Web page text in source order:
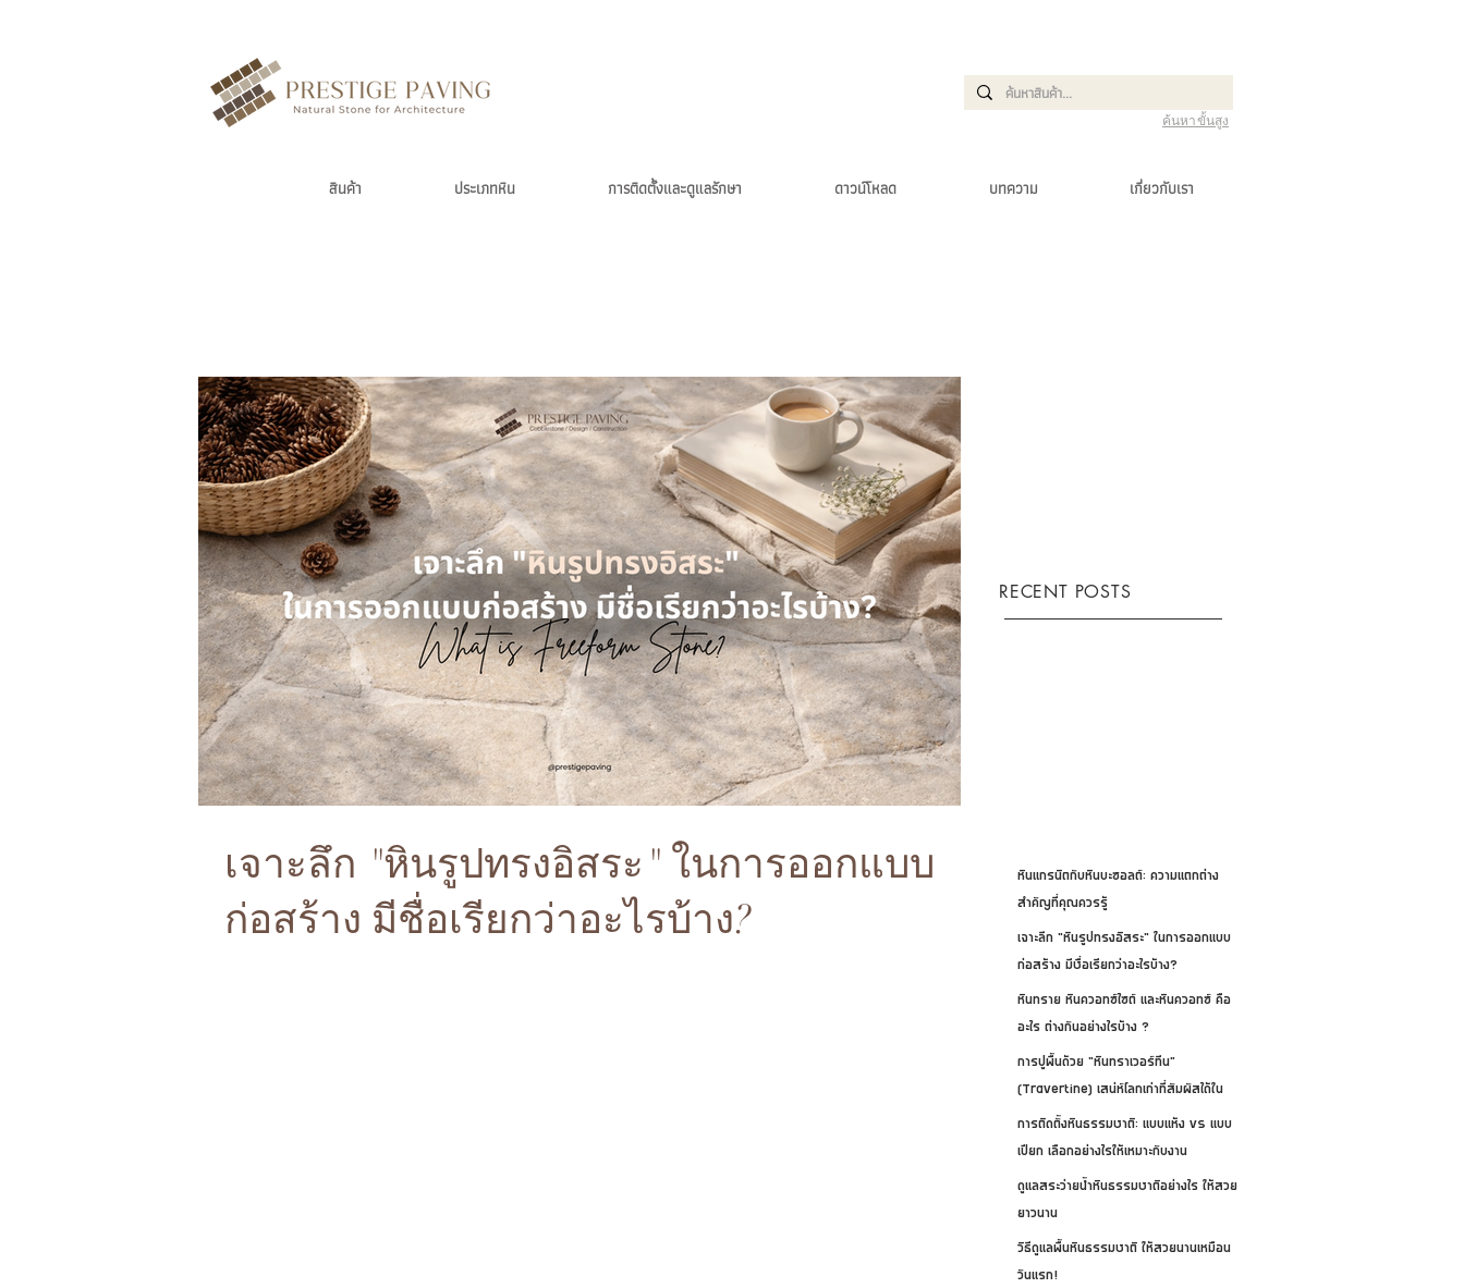
ค้นหาขั้นสูง
สินค้า ประเภทหิน การติดตั้งและดูแลรักษา ดาวน์โหลด บทความ เกี่ยวกับเรา
เจาะลึก "หินรูปทรงอิสระ" ในการออกแบบ
ก่อสร้าง มีชื่อเรียกว่าอะไรบ้าง?
RECENT POSTS
หินแกรนิตกับหินบะซอลต์: ความแตกต่าง
สำคัญที่คุณควรรู้
เจาะลึก "หินรูปทรงอิสระ" ในการออกแบบ
ก่อสร้าง มีชื่อเรียกว่าอะไรบ้าง?
หินทราย หินควอทซ์ไซต์ และหินควอทซ์ คือ
อะไร ต่างกันอย่างไรบ้าง ?
การปูพื้นด้วย “หินทราเวอร์ทีน”
(Travertine) เสน่ห์โลกเก่าที่สัมผัสได้ใน
ปัจจุบัน
การติดตั้งหินธรรมชาติ: แบบแห้ง vs แบบ
เปียก เลือกอย่างไรให้เหมาะกับงาน
ดูแลสระว่ายน้ำหินธรรมชาติอย่างไร ให้สวย
ยาวนาน
วิธีดูแลพื้นหินธรรมชาติ ให้สวยนานเหมือน
วันแรก!